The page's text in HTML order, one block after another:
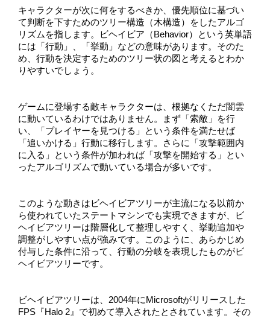
キャラクターが次に何をするべきか、優先順位に基づい
て判断を下すためのツリー構造（木構造）をしたアルゴ
リズムを指します。ビヘイビア（Behavior）という英単語
には「行動」、「挙動」などの意味があります。そのた
め、行動を決定するためのツリー状の図と考えるとわか
りやすいでしょう。
ゲームに登場する敵キャラクターは、根拠なくただ闇雲
に動いているわけではありません。まず「索敵」を行
い、「プレイヤーを見つける」という条件を満たせば
「追いかける」行動に移行します。さらに「攻撃範囲内
に入る」という条件が加われば「攻撃を開始する」とい
ったアルゴリズムで動いている場合が多いです。
このような動きはビヘイビアツリーが主流になる以前か
ら使われていたステートマシンでも実現できますが、ビ
ヘイビアツリーは階層化して整理しやすく、挙動追加や
調整がしやすい点が強みです。このように、あらかじめ
付与した条件に沿って、行動の分岐を表現したものがビ
ヘイビアツリーです。
ビヘイビアツリーは、2004年にMicrosoftがリリースした
FPS『Halo 2』で初めて導入されたとされています。その